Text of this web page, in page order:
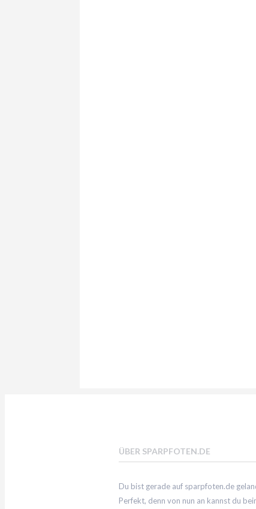
ÜBER SPARPFOTEN.DE
Du bist gerade auf sparpfoten.de
Perfekt, denn von nun an kannst du